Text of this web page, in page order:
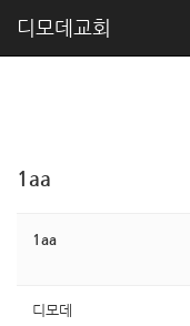
디모데교회
1aa
1aa
디모데